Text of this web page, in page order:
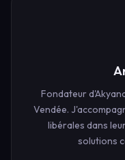
Fondateur
Vendée.
libérales dans
solutions